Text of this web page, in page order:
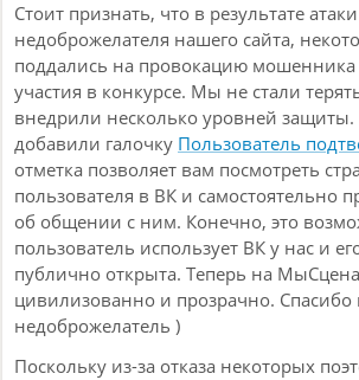
Стоит признать, что в результате
недоброжелателя нашего сайта,
поддались на провокацию мошенника
участия в конкурсе. Мы не стали
внедрили несколько уровней защиты.
добавили галочку Пользователь
отметка позволяет вам посмотреть
пользователя в ВК и самостоятельно
об общении с ним. Конечно, это
пользователь использует ВК у нас и
публично открыта. Теперь на МыСцена
цивилизованно и прозрачно. Спасибо
недоброжелатель )
Поскольку из-за отказа некоторых